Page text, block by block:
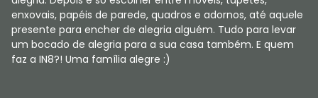
enxovais, papéis de parede, quadros e adornos, até aquele
presente para encher de alegria alguém. Tudo para levar
um bocado de alegria para a sua casa também. E quem
faz a IN8?! Uma família alegre :)